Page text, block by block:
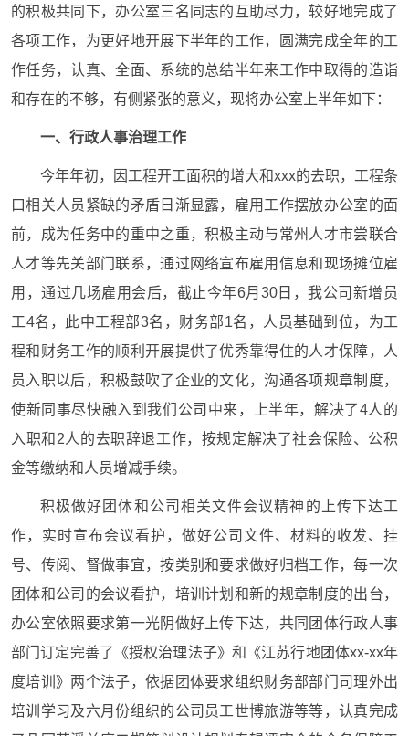
的积极共同下，办公室三名同志的互助尽力，较好地完成了
各项工作，为更好地开展下半年的工作，圆满完成全年的工
作任务，认真、全面、系统的总结半年来工作中取得的造诣
和存在的不够，有侧紧张的意义，现将办公室上半年如下：
一、行政人事治理工作
今年年初，因工程开工面积的增大和xxx的去职，工程条
口相关人员紧缺的矛盾日渐显露，雇用工作摆放办公室的面
前，成为任务中的重中之重，积极主动与常州人才市尝联合
人才等先关部门联系，通过网络宣布雇用信息和现场摊位雇
用，通过几场雇用会后，截止今年6月30日，我公司新增员
工4名，此中工程部3名，财务部1名，人员基础到位，为工
程和财务工作的顺利开展提供了优秀靠得住的人才保障，人
员入职以后，积极鼓吹了企业的文化，沟通各项规章制度，
使新同事尽快融入到我们公司中来，上半年，解决了4人的
入职和2人的去职辞退工作，按规定解决了社会保险、公积
金等缴纳和人员增减手续。
积极做好团体和公司相关文件会议精神的上传下达工
作，实时宣布会议看护，做好公司文件、材料的收发、挂
号、传阅、督做事宜，按类别和要求做好归档工作，每一次
团体和公司的会议看护，培训计划和新的规章制度的出台，
办公室依照要求第一光阴做好上传下达，共同团体行政人事
部门订定完善了《授权治理法子》和《江苏行地团体xx-xx年
度培训》两个法子，依据团体要求组织财务部部门司理外出
培训学习及六月份组织的公司员工世博旅游等等，认真完成